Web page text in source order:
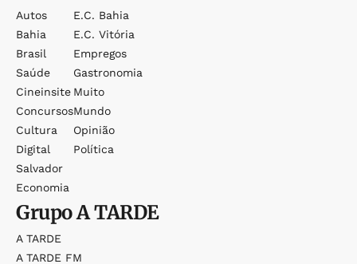
Autos
Bahia
Brasil
Saúde
Cineinsite
Concursos
Cultura
Digital
Salvador
Economia
E.c. Bahia
E.c. Vitória
Empregos
Gastronomia
Muito
Mundo
Opinião
Política
GrupoA TARDE
A TARDE
A TARDE FM